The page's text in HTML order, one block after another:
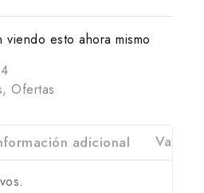
viendo esto ahora mismo
, Ofertas
adicional